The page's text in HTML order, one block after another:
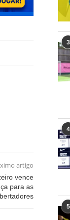
artigo
vence
para as
3
4
5